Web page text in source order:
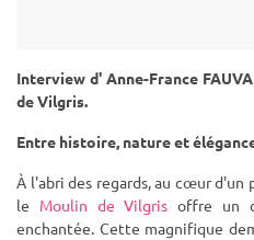
Interview d' Anne-France
de Vilgris.
Entre histoire, nature et
À l'abri des regards, au cœur d'un
le Moulin de Vilgris offre un
enchantée. Cette magnifique